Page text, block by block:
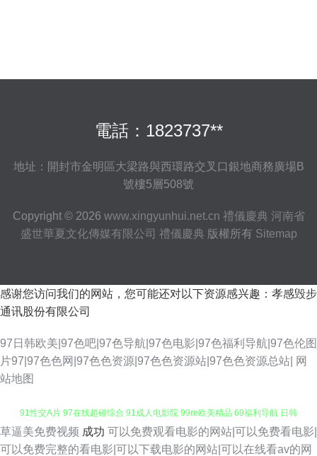
電話：1823737**
地址：開封市金明區大梁路與西環路交叉口銀地商務廣場B
號樓5層508號
Copyright © 2026 www.xingyunhui.net.cn 禮儀慶典 河南省
盛世華夏文化傳媒有限公司 禮儀慶典 版權所有 Sitemap
感谢您访问我们的网站，您可能还对以下资源感兴趣：孝感毁步
通讯股份有限公司
97日韩欧美|97色吧|97色导航|97色电影|97色福利导航|97色伦图
片97|97色色网|97色色资源|97色色资源站|97色色资源总站| 网
站地图
91黑丝美女 91人人草人妻 97超碰福利导航 九一美女肏屄 午夜剧场第一页
草逼美免费视频 成功 可以免费观看电影的网站|可以免费看电影|
可以免费完整的看电影|可以下载电影的网站|可以在线看av的网